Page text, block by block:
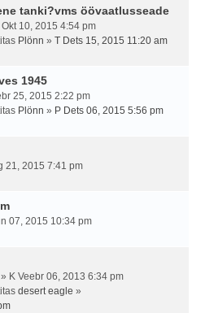
tanki?vms öövaatlusseade
10, 2015 4:54 pm
Plönn » T Dets 15, 2015 11:20 am
1945
25, 2015 2:22 pm
Plönn » P Dets 06, 2015 5:56 pm
21, 2015 7:41 pm
07, 2015 10:34 pm
» K Veebr 06, 2013 6:34 pm
desert eagle »